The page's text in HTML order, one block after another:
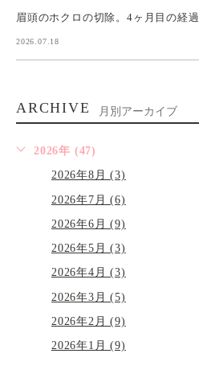
眉頭のホクロの切除。4ヶ月目の経過
2026.07.18
ARCHIVE 月別アーカイブ
2026年 (47)
2026年8月 (3)
2026年7月 (6)
2026年6月 (9)
2026年5月 (3)
2026年4月 (3)
2026年3月 (5)
2026年2月 (9)
2026年1月 (9)